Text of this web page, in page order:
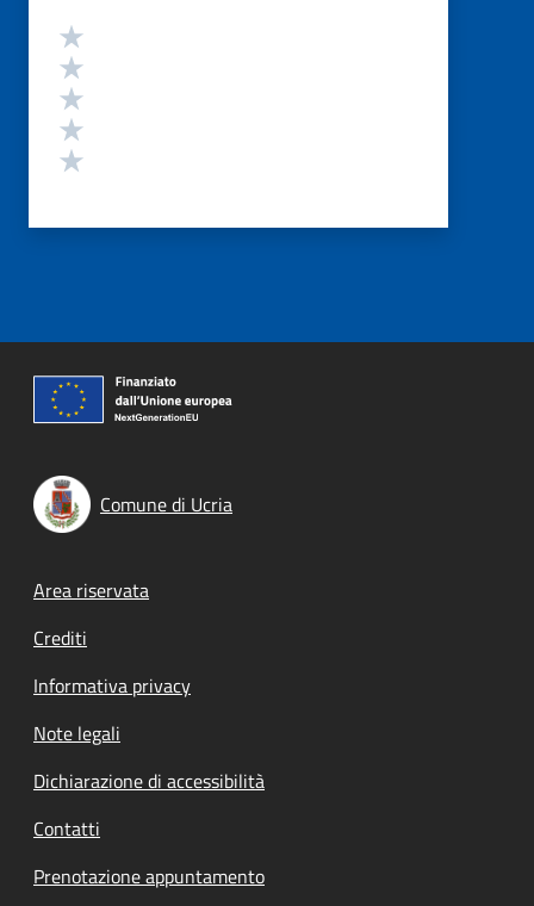
Valutazione
Comune di Ucria
Footer menu
Area riservata
Crediti
Informativa privacy
Note legali
Dichiarazione di accessibilità
Contatti
Prenotazione appuntamento